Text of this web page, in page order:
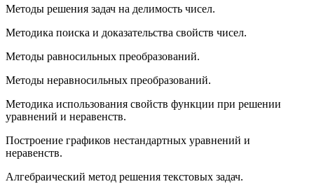
Методы решения задач на делимость чисел.
Методика поиска и доказательства свойств чисел.
Методы равносильных преобразований.
Методы неравносильных преобразований.
Методика использования свойств функции при решении
уравнений и неравенств.
Построение графиков нестандартных уравнений и
неравенств.
Алгебраический метод решения текстовых задач.